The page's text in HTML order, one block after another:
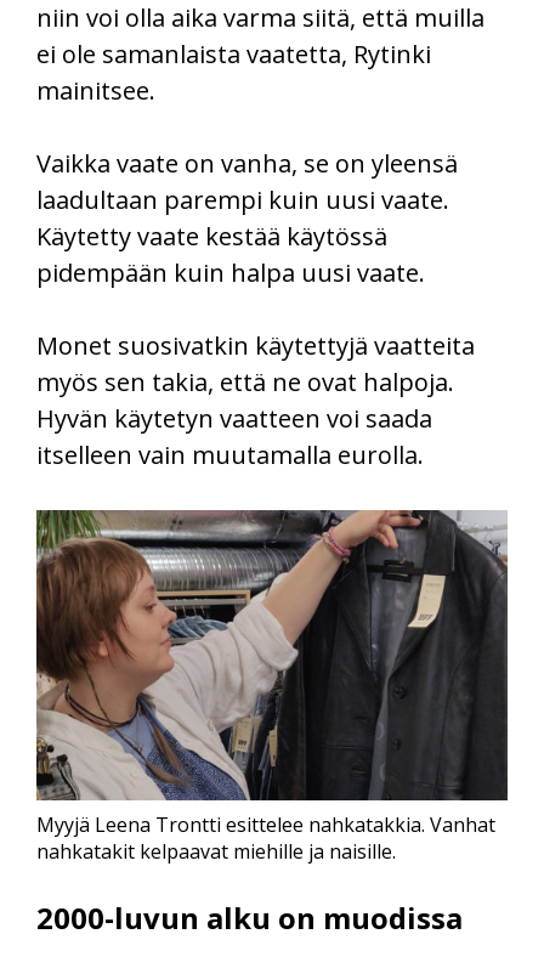
niin voi olla aika varma siitä, että muilla
ei ole samanlaista vaatetta, Rytinki
mainitsee.
Vaikka vaate on vanha, se on yleensä
laadultaan parempi kuin uusi vaate.
Käytetty vaate kestää käytössä
pidempään kuin halpa uusi vaate.
Monet suosivatkin käytettyjä vaatteita
myös sen takia, että ne ovat halpoja.
Hyvän käytetyn vaatteen voi saada
itselleen vain muutamalla eurolla.
Myyjä Leena Trontti esittelee nahkatakkia. Vanhat
nahkatakit kelpaavat miehille ja naisille.
2000-luvun alku on muodissa